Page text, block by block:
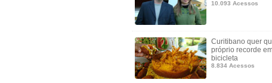
10.093 Acessos
Curitibano quer
próprio recorde
bicicleta
8.834 Acessos